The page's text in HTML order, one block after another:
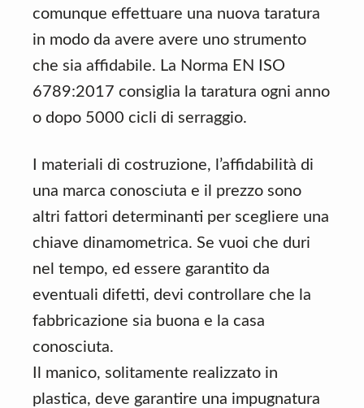
comunque effettuare una nuova taratura
in modo da avere avere uno strumento
che sia affidabile. La Norma EN ISO
6789:2017 consiglia la taratura ogni anno
o dopo 5000 cicli di serraggio.
I materiali di costruzione, l’affidabilità di
una marca conosciuta e il prezzo sono
altri fattori determinanti per scegliere una
chiave dinamometrica. Se vuoi che duri
nel tempo, ed essere garantito da
eventuali difetti, devi controllare che la
fabbricazione sia buona e la casa
conosciuta.
Il manico, solitamente realizzato in
plastica, deve garantire una impugnatura